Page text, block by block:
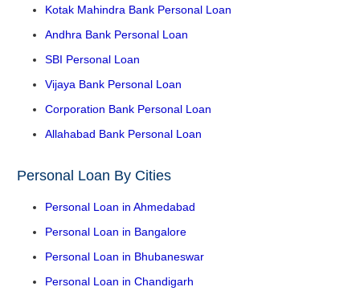
Kotak Mahindra Bank Personal Loan
Andhra Bank Personal Loan
SBI Personal Loan
Vijaya Bank Personal Loan
Corporation Bank Personal Loan
Allahabad Bank Personal Loan
Personal Loan By Cities
Personal Loan in Ahmedabad
Personal Loan in Bangalore
Personal Loan in Bhubaneswar
Personal Loan in Chandigarh